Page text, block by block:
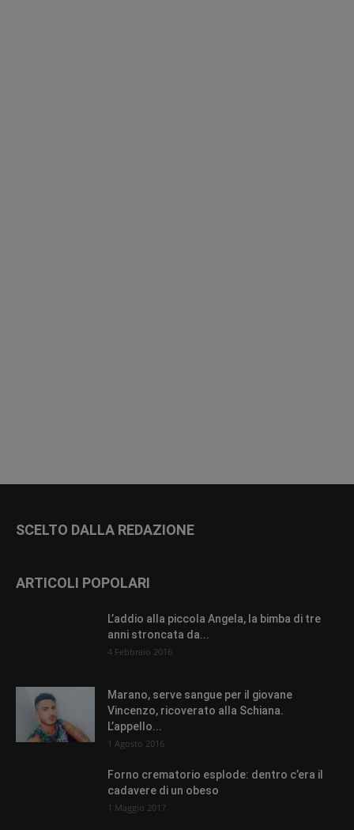
SCELTO DALLA REDAZIONE
ARTICOLI POPOLARI
L’addio alla piccola Angela, la bimba di tre
anni stroncata da...
4 Febbraio 2016
Marano, serve sangue per il giovane
Vincenzo, ricoverato alla Schiana.
L’appello...
1 Agosto 2016
Forno crematorio esplode: dentro c’era il
cadavere di un obeso
1 Maggio 2017